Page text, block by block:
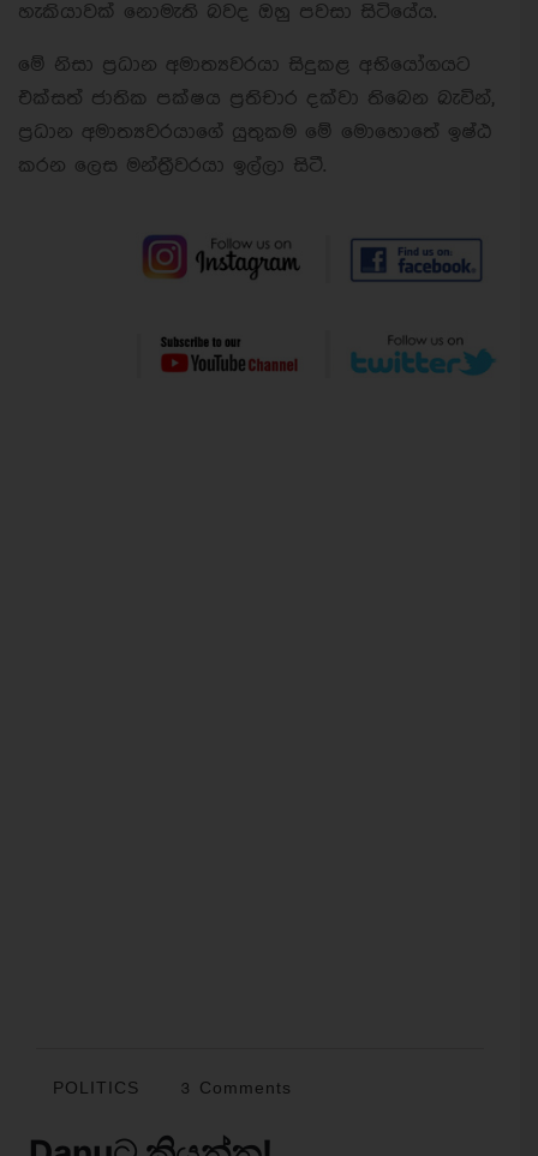
හැකියාවක් නොමැති බවද ඔහු පවසා සිටියේය.
මේ නිසා ප්‍රධාන අමාත්‍යවරයා සිදුකළ අභියෝගයට
එක්සත් ජාතික පක්ෂය ප්‍රතිචාර දක්වා තිබෙන බැවින්,
ප්‍රධාන අමාත්‍යවරයාගේ යුතුකම මේ මොහොතේ ඉෂ්ඨ
කරන ලෙස මන්ත්‍රීවරයා ඉල්ලා සිටී.
POLITICS 3 Comments